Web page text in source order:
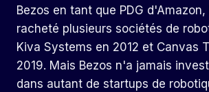
Bezos en tant que PDG
racheté plusieurs sociétés de
Kiva Systems en 2012 et Canvas
2019. Mais Bezos n'a jamais
dans autant de startups de